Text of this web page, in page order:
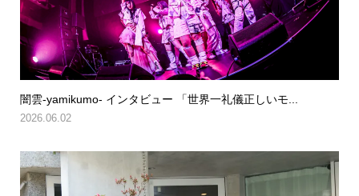
闇雲-yamikumo- インタビュー 「世界一礼儀正しいモ...
2026.06.02